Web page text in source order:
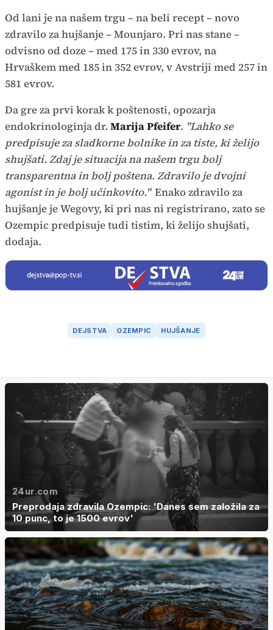
Od lani je na našem trgu – na beli recept – novo
zdravilo za hujšanje – Mounjaro. Pri nas stane –
odvisno od doze – med 175 in 330 evrov, na
Hrvaškem med 185 in 352 evrov, v Avstriji med 257 in
581 evrov.
Da gre za prvi korak k poštenosti, opozarja
endokrinologinja dr. Marija Pfeifer. "Lahko se
predpisuje za sladkorne bolnike in za tiste, ki želijo
shujšati. Zdaj je situacija na našem trgu bolj
transparentna in bolj poštena. Zdravilo je dvojni
agonist in je bolj učinkovito." Enako zdravilo za
hujšanje je Wegovy, ki pri nas ni registrirano, zato se
Ozempic predpisuje tudi tistim, ki želijo shujšati,
dodaja.
DEJSTVA OZEMPIC HUJŠANJE
24ur.com
Preprodaja zdravila Ozempic: 'Danes sem založila za
10 punc, to je 1500 evrov'